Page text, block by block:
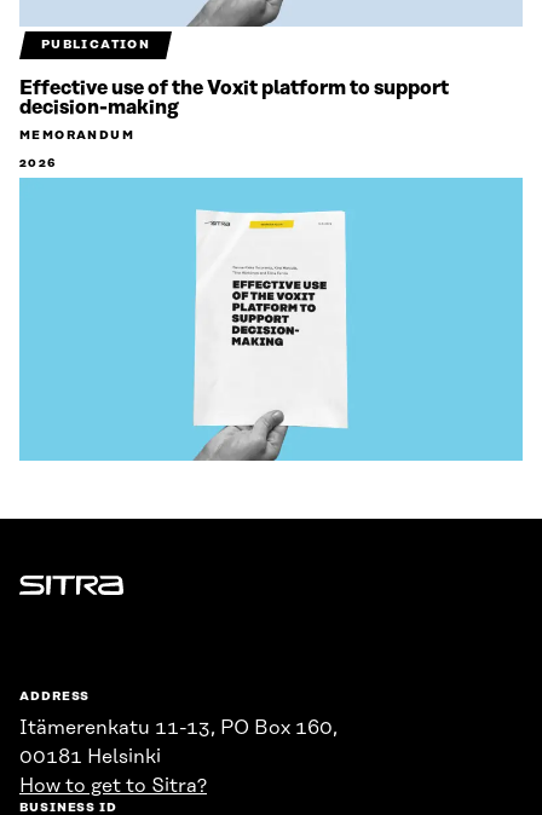
PUBLICATION
Effective use of the Voxit platform to support
decision-making
MEMORANDUM
2026
Sitra
ADDRESS
Itämerenkatu 11-13, PO Box 160,
00181 Helsinki
How to get to Sitra?
BUSINESS ID